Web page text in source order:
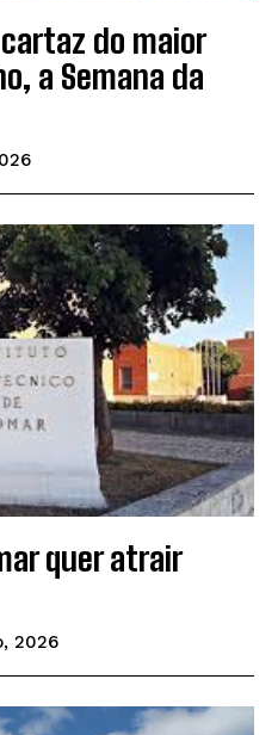
do maior
a Semana da
quer atrair
2026